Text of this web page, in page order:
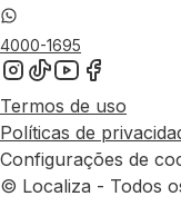
4000-1695
Termos de uso
Políticas de
Configurações de
© Localiza - Todos